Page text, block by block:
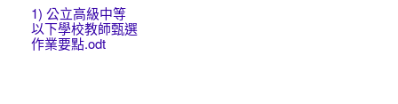
1) 公立高級中等
以下學校教師甄選
作業要點.odt